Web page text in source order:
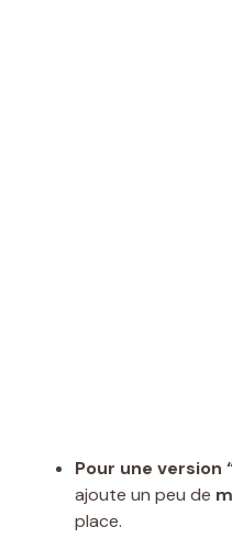
Pour une version
ajoute un peu de
place.